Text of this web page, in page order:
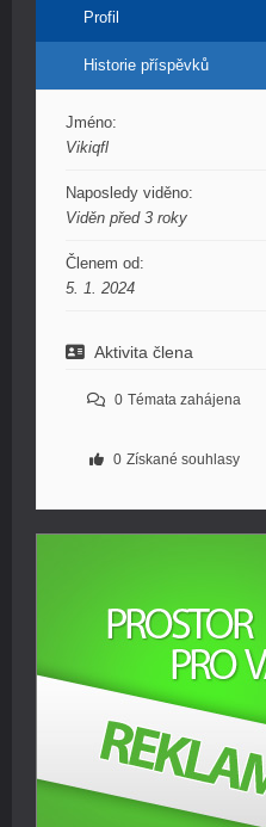
Profil
Historie příspěvků
Jméno:
Vikiqfl
Naposledy viděno:
Viděn před 3 roky
Členem od:
5. 1. 2024
Aktivita člena
0 Témata zahájena
0 Získané souhlasy